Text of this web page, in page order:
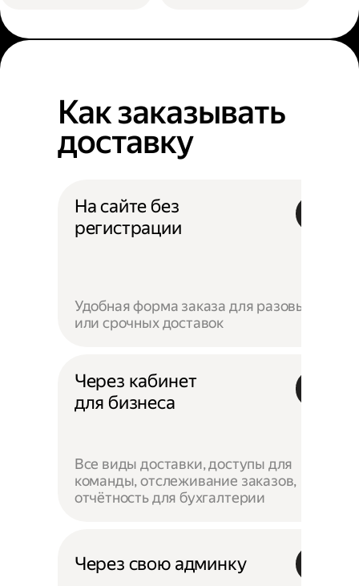
Как заказывать
доставку
На сайте без
регистрации
Удобная форма заказа для разовых
или срочных доставок
Через кабинет
для бизнеса
Все виды доставки, доступы для
команды, отслеживание заказов,
отчётность для бухгалтерии
Через свою админку